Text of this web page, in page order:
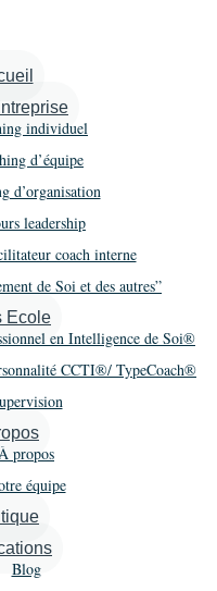
individuel
d’équipe
d’organisation
leadership
coach interne
de Soi et des autres”
Ecole
en Intelligence de Soi®
CCTI®/ TypeCoach®
propos
équipe
Blog
1er
6
– Promo 4 – Session 3 en
de soi »